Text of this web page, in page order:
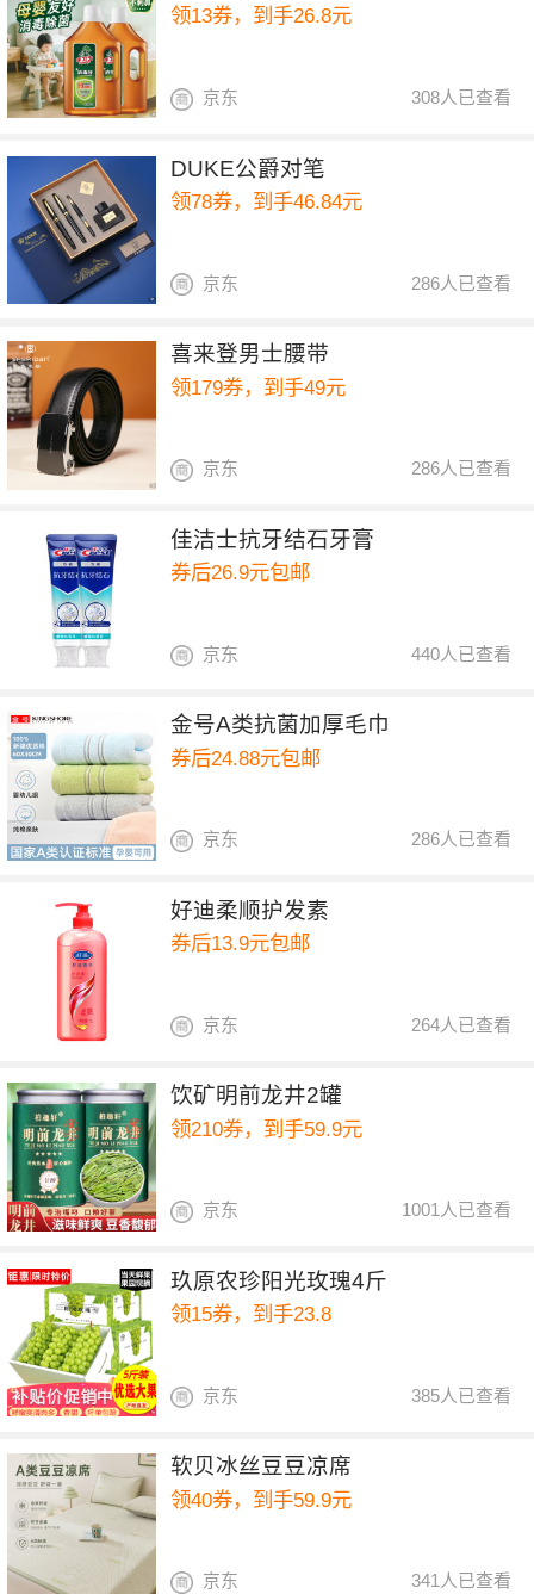
领13券，到手26.8元
308人已查看
京东
DUKE公爵对笔
领78券，到手46.84元
286人已查看
京东
喜来登男士腰带
领179券，到手49元
286人已查看
京东
佳洁士抗牙结石牙膏
券后26.9元包邮
440人已查看
京东
金号A类抗菌加厚毛巾
券后24.88元包邮
286人已查看
京东
好迪柔顺护发素
券后13.9元包邮
264人已查看
京东
饮矿明前龙井2罐
领210券，到手59.9元
1001人已查看
京东
玖原农珍阳光玫瑰4斤
领15券，到手23.8
385人已查看
京东
软贝冰丝豆豆凉席
领40券，到手59.9元
341人已查看
京东